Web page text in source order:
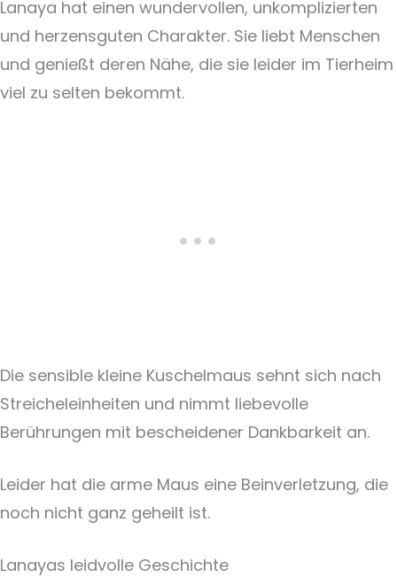
Lanaya hat einen wundervollen, unkomplizierten
und herzensguten Charakter. Sie liebt Menschen
und genießt deren Nähe, die sie leider im Tierheim
viel zu selten bekommt.
Die sensible kleine Kuschelmaus sehnt sich nach
Streicheleinheiten und nimmt liebevolle
Berührungen mit bescheidener Dankbarkeit an.
Leider hat die arme Maus eine Beinverletzung, die
noch nicht ganz geheilt ist.
Lanayas leidvolle Geschichte